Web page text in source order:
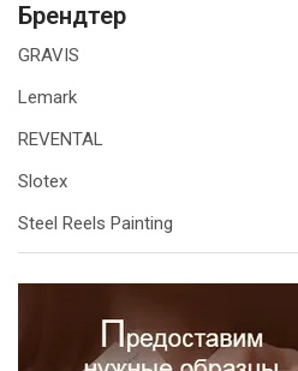
Брендтер
GRAVIS
Lemark
REVENTAL
Slotex
Steel Reels Painting